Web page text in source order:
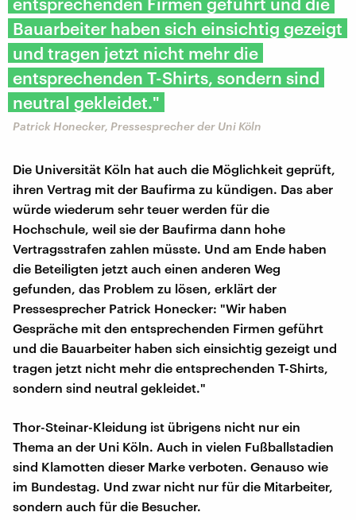
Bauarbeiter haben sich einsichtig gezeigt
und tragen jetzt nicht mehr die
entsprechenden T-Shirts, sondern sind
neutral gekleidet."
Patrick Honecker, Pressesprecher der Uni Köln
Die Universität Köln hat auch die Möglichkeit geprüft,
ihren Vertrag mit der Baufirma zu kündigen. Das aber
würde wiederum sehr teuer werden für die
Hochschule, weil sie der Baufirma dann hohe
Vertragsstrafen zahlen müsste. Und am Ende haben
die Beteiligten jetzt auch einen anderen Weg
gefunden, das Problem zu lösen, erklärt der
Pressesprecher Patrick Honecker: "Wir haben
Gespräche mit den entsprechenden Firmen geführt
und die Bauarbeiter haben sich einsichtig gezeigt und
tragen jetzt nicht mehr die entsprechenden T-Shirts,
sondern sind neutral gekleidet."
Thor-Steinar-Kleidung ist übrigens nicht nur ein
Thema an der Uni Köln. Auch in vielen Fußballstadien
sind Klamotten dieser Marke verboten. Genauso wie
im Bundestag. Und zwar nicht nur für die Mitarbeiter,
sondern auch für die Besucher.